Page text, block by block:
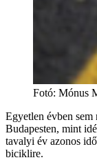
Fotó: Mónus
Egyetlen évben sem
Budapesten, mint
tavalyi év azonos
biciklire.